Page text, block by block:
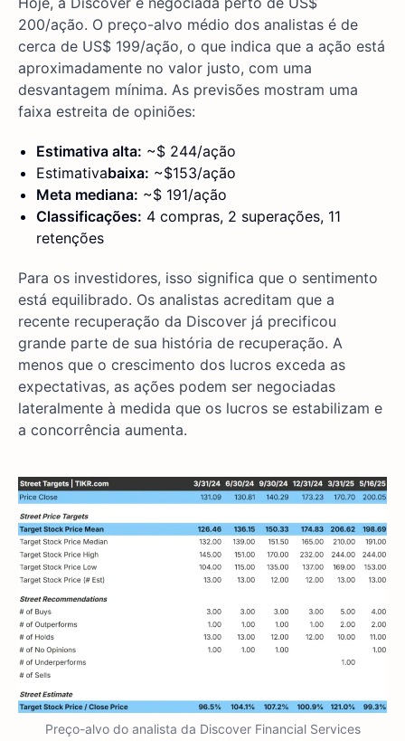
200/ação. O preço-alvo médio dos analistas é de
cerca de US$ 199/ação, o que indica que a ação está
aproximadamente no valor justo, com uma
desvantagem mínima. As previsões mostram uma
faixa estreita de opiniões:
Estimativa alta: ~$ 244/ação
Estimativabaixa: ~$153/ação
Meta mediana: ~$ 191/ação
Classificações: 4 compras, 2 superações, 11
retenções
Para os investidores, isso significa que o sentimento
está equilibrado. Os analistas acreditam que a
recente recuperação da Discover já precificou
grande parte de sua história de recuperação. A
menos que o crescimento dos lucros exceda as
expectativas, as ações podem ser negociadas
lateralmente à medida que os lucros se estabilizam e
a concorrência aumenta.
Preço-alvo do analista da Discover Financial Services